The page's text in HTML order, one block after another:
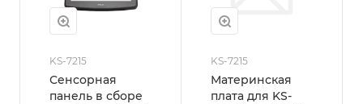
KS-7215
Сенсорная
панель в сборе
KS-7215
Материнская
плата для KS-